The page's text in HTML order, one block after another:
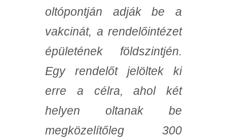
oltópontján adják be a
vakcinát, a rendelőintézet
épületének földszintjén.
Egy rendelőt jelöltek ki
erre a célra, ahol két
helyen oltanak be
megközelítőleg 300